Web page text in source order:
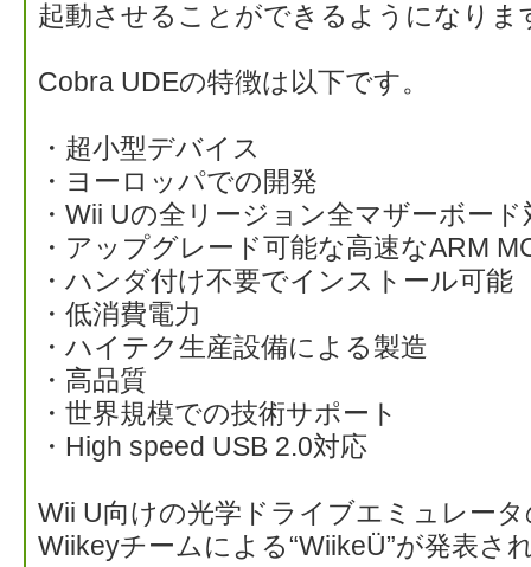
起動させることができるようになりま
Cobra UDEの特徴は以下です。
・超小型デバイス
・ヨーロッパでの開発
・Wii Uの全リージョン全マザーボード
・アップグレード可能な高速なARM
・ハンダ付け不要でインストール可能
・低消費電力
・ハイテク生産設備による製造
・高品質
・世界規模での技術サポート
・High speed USB 2.0対応
Wii U向けの光学ドライブエミュレー
Wiikeyチームによる“WiikeÜ”が発表さ